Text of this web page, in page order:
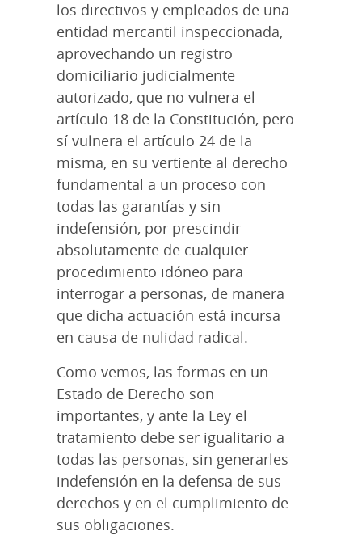
los directivos y empleados de una
entidad mercantil inspeccionada,
aprovechando un registro
domiciliario judicialmente
autorizado, que no vulnera el
artículo 18 de la Constitución, pero
sí vulnera el artículo 24 de la
misma, en su vertiente al derecho
fundamental a un proceso con
todas las garantías y sin
indefensión, por prescindir
absolutamente de cualquier
procedimiento idóneo para
interrogar a personas, de manera
que dicha actuación está incursa
en causa de nulidad radical.
Como vemos, las formas en un
Estado de Derecho son
importantes, y ante la Ley el
tratamiento debe ser igualitario a
todas las personas, sin generarles
indefensión en la defensa de sus
derechos y en el cumplimiento de
sus obligaciones.